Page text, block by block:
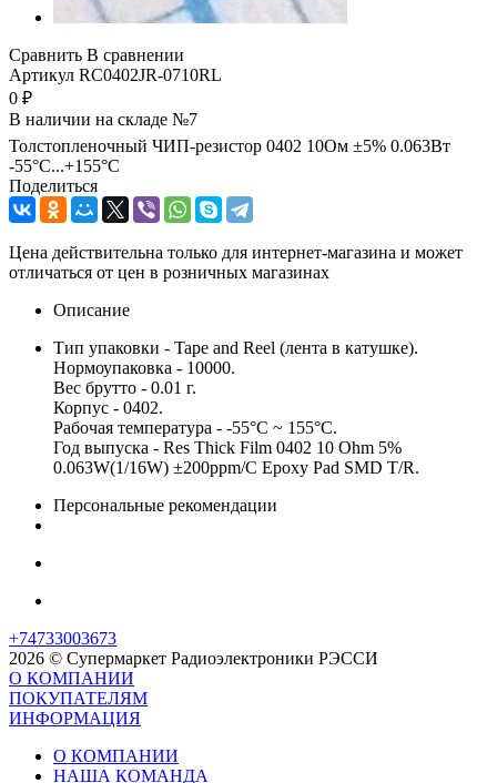
Сравнить В сравнении
Артикул RC0402JR-0710RL
0 ₽
В наличии на складе №7
Толстопленочный ЧИП-резистор 0402 10Ом ±5% 0.063Вт
-55°С...+155°С
Поделиться
Цена действительна только для интернет-магазина и может
отличаться от цен в розничных магазинах
Описание
Тип упаковки - Tape and Reel (лента в катушке).
Нормоупаковка - 10000.
Вес брутто - 0.01 г.
Корпус - 0402.
Рабочая температура - -55°C ~ 155°C.
Год выпуска - Res Thick Film 0402 10 Ohm 5%
0.063W(1/16W) ±200ppm/C Epoxy Pad SMD T/R.
Персональные рекомендации
+74733003673
2026 © Супермаркет Радиоэлектроники РЭССИ
О КОМПАНИИ
ПОКУПАТЕЛЯМ
ИНФОРМАЦИЯ
О КОМПАНИИ
НАША КОМАНДА